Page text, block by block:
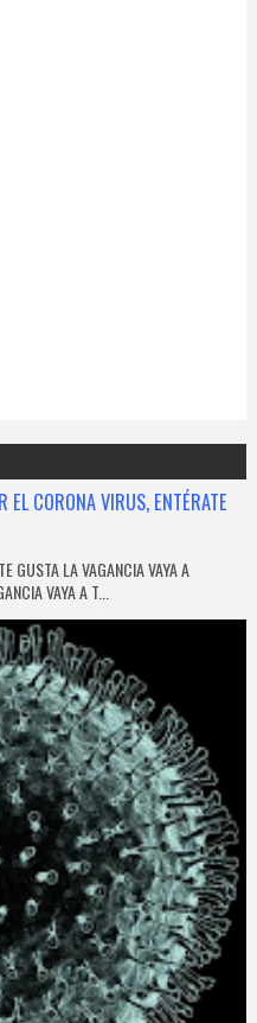
EL CORONA VIRUS, ENTÉRATE
LA VAGANCIA VAYA A
VAYA A T...